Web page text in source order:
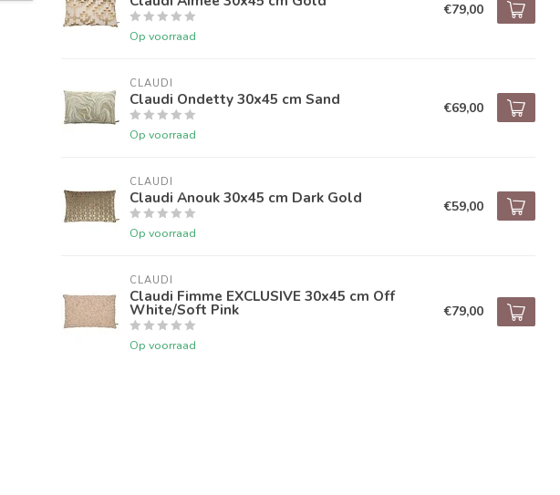
Op voorraad
€79,00
CLAUDI
Claudi Ondetty 30x45 cm Sand
Op voorraad
€69,00
CLAUDI
Claudi Anouk 30x45 cm Dark Gold
Op voorraad
€59,00
CLAUDI
Claudi Fimme EXCLUSIVE 30x45 cm Off
White/Soft Pink
Op voorraad
€79,00